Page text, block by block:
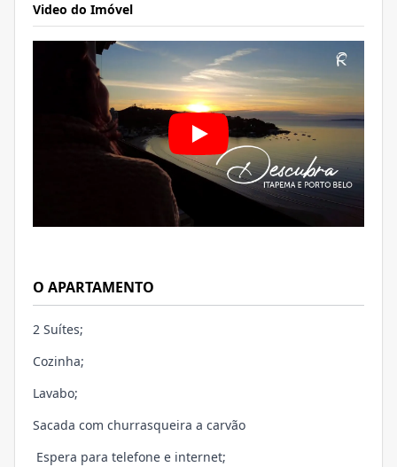
Video do Imóvel
O APARTAMENTO
2 Suítes;
Cozinha;
Lavabo;
Sacada com churrasqueira a carvão
Espera para telefone e internet;